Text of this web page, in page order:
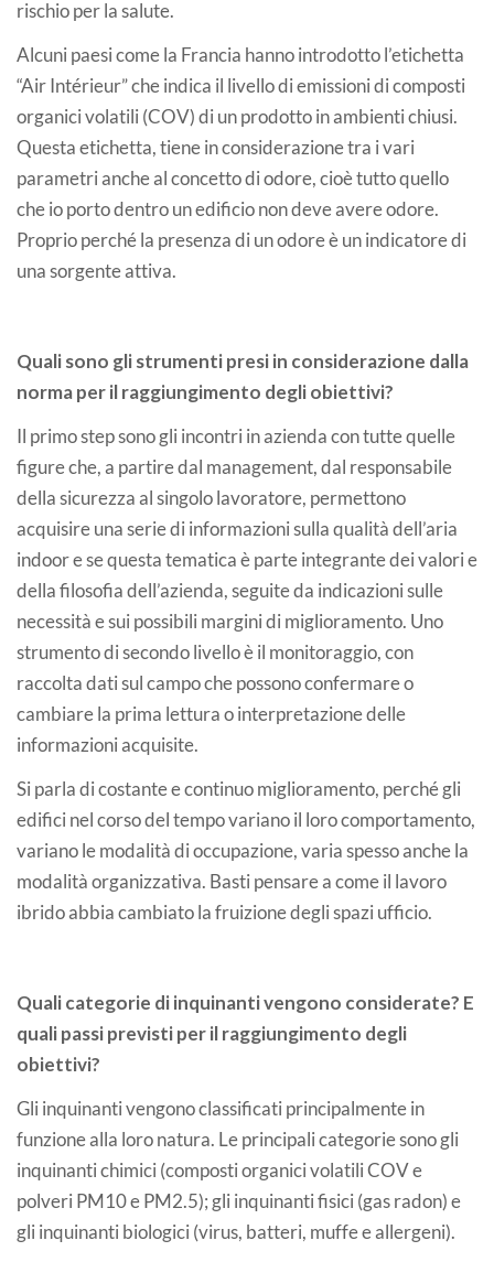
rischio per la salute.
Alcuni paesi come la Francia hanno introdotto l’etichetta
“Air Intérieur” che indica il livello di emissioni di composti
organici volatili (COV) di un prodotto in ambienti chiusi.
Questa etichetta, tiene in considerazione tra i vari
parametri anche al concetto di odore, cioè tutto quello
che io porto dentro un edificio non deve avere odore.
Proprio perché la presenza di un odore è un indicatore di
una sorgente attiva.
Quali sono gli strumenti presi in considerazione dalla
norma per il raggiungimento degli obiettivi?
Il primo step sono gli incontri in azienda con tutte quelle
figure che, a partire dal management, dal responsabile
della sicurezza al singolo lavoratore, permettono
acquisire una serie di informazioni sulla qualità dell’aria
indoor e se questa tematica è parte integrante dei valori e
della filosofia dell’azienda, seguite da indicazioni sulle
necessità e sui possibili margini di miglioramento. Uno
strumento di secondo livello è il monitoraggio, con
raccolta dati sul campo che possono confermare o
cambiare la prima lettura o interpretazione delle
informazioni acquisite.
Si parla di costante e continuo miglioramento, perché gli
edifici nel corso del tempo variano il loro comportamento,
variano le modalità di occupazione, varia spesso anche la
modalità organizzativa. Basti pensare a come il lavoro
ibrido abbia cambiato la fruizione degli spazi ufficio.
Quali categorie di inquinanti vengono considerate? E
quali passi previsti per il raggiungimento degli
obiettivi?
Gli inquinanti vengono classificati principalmente in
funzione alla loro natura. Le principali categorie sono gli
inquinanti chimici (composti organici volatili COV e
polveri PM10 e PM2.5); gli inquinanti fisici (gas radon) e
gli inquinanti biologici (virus, batteri, muffe e allergeni).